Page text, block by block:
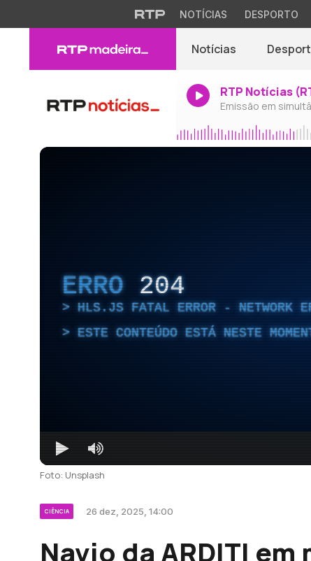
NOTÍCIAS DESPORTO
Notícias
RTP Notícias
Emissão em
ERRO 204
HLS.JS FATAL ERROR - NETWORK
ESTE CONTEÚDO ESTÁ NESTE
Foto: Unsplash
CIÊNCIA 26 dez, 2025, 14:00
Navio da ARDITI